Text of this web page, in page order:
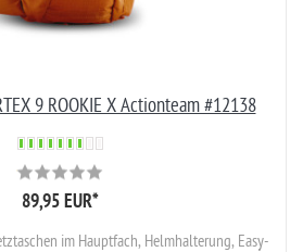
9 ROOKIE X Actionteam #12138
89,95 EUR*
im Hauptfach, Helmhalterung, Easy-